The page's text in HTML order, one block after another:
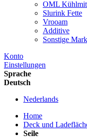
OML
Slurink Fette
Vrooam
Additive
Sonstige
Konto
Einstellungen
Sprache
Deutsch
Nederlands
Home
Deck und
Seile